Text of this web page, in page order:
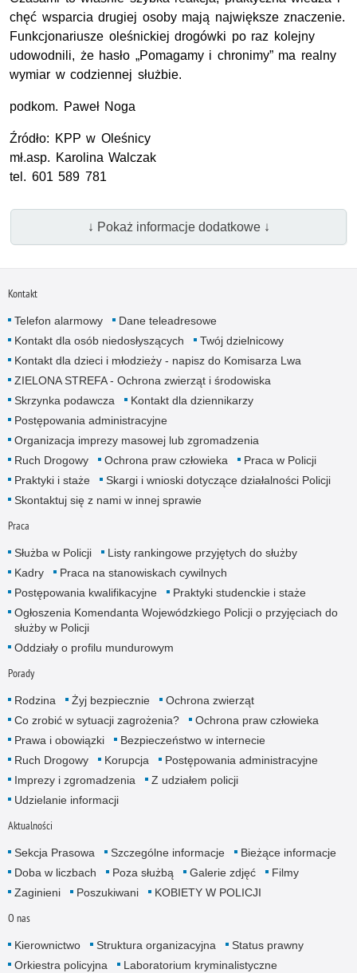
chęć wsparcia drugiej osoby mają największe znaczenie.
Funkcjonariusze oleśnickiej drogówki po raz kolejny
udowodnili, że hasło „Pomagamy i chronimy” ma realny
wymiar w codziennej służbie.
podkom. Paweł Noga
Źródło: KPP w Oleśnicy
mł.asp. Karolina Walczak
tel. 601 589 781
↓ Pokaż informacje dodatkowe ↓
Kontakt
Telefon alarmowy
Dane teleadresowe
Kontakt dla osób niedosłyszących
Twój dzielnicowy
Kontakt dla dzieci i młodzieży - napisz do Komisarza Lwa
ZIELONA STREFA - Ochrona zwierząt i środowiska
Skrzynka podawcza
Kontakt dla dziennikarzy
Postępowania administracyjne
Organizacja imprezy masowej lub zgromadzenia
Ruch Drogowy
Ochrona praw człowieka
Praca w Policji
Praktyki i staże
Skargi i wnioski dotyczące działalności Policji
Skontaktuj się z nami w innej sprawie
Praca
Służba w Policji
Listy rankingowe przyjętych do służby
Kadry
Praca na stanowiskach cywilnych
Postępowania kwalifikacyjne
Praktyki studenckie i staże
Ogłoszenia Komendanta Wojewódzkiego Policji o przyjęciach do
służby w Policji
Oddziały o profilu mundurowym
Porady
Rodzina Żyj bezpiecznie
Ochrona zwierząt
Co zrobić w sytuacji zagrożenia?
Ochrona praw człowieka
Prawa i obowiązki
Bezpieczeństwo w internecie
Ruch Drogowy
Korupcja
Postępowania administracyjne
Imprezy i zgromadzenia
Z udziałem policji
Udzielanie informacji
Aktualności
Sekcja Prasowa Szczególne informacje
Bieżące informacje
Doba w liczbach
Poza służbą Galerie zdjęć
Filmy
Zaginieni
Poszukiwani KOBIETY W POLICJI
O nas
Kierownictwo Struktura organizacyjna
Status prawny
Orkiestra policyjna
Laboratorium kryminalistyczne